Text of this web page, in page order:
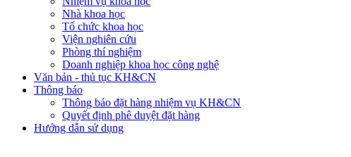
Nhà khoa học
Tổ chức khoa học
Viện nghiên cứu
Phòng thí nghiệm
Doanh nghiệp khoa học công nghệ
Văn bản - thủ tục KH&CN
Thông báo
Thông báo đặt hàng nhiệm vụ KH&CN
Quyết định phê duyệt đặt hàng
Hướng dẫn sử dụng